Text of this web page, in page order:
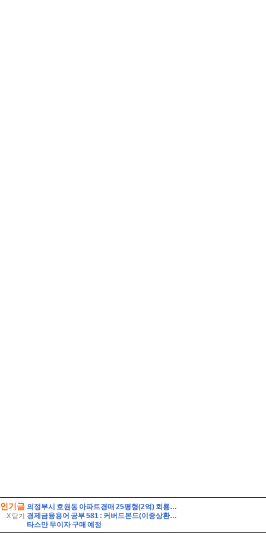
인기글
X 닫기
의정부시 호원동 아파트경매 25평형(2억) 회룡역인근 신원아파트 14층 유찰1회 의정부호원동신원아파트 법원경매 매매
경제금융용어 공부 581 : 커버드본드(이중상환청구권부 채권)
타스만 무이자 구매 예정